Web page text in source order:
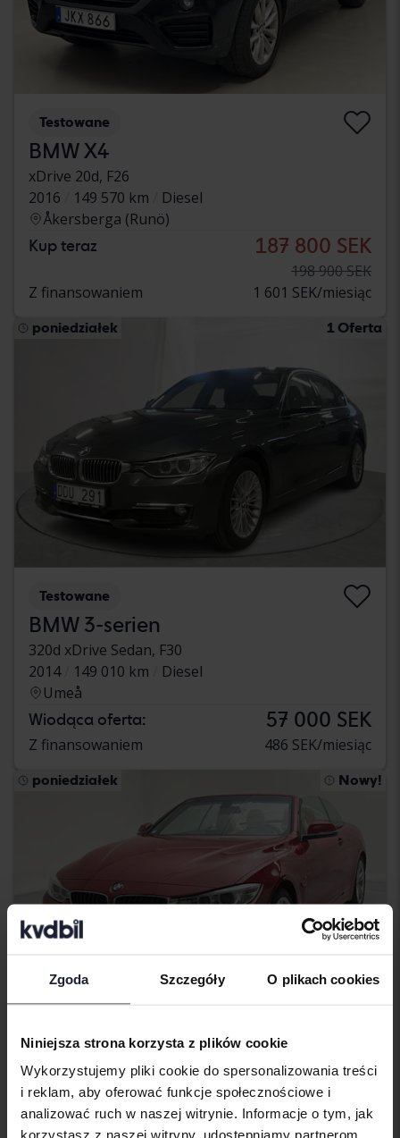
Zgoda Szczegóły O plikach cookies
Niniejsza strona korzysta z plików cookie
Wykorzystujemy pliki cookie do spersonalizowania treści
i reklam, aby oferować funkcje społecznościowe i
analizować ruch w naszej witrynie. Informacje o tym, jak
korzystasz z naszej witryny, udostępniamy partnerom
Testowane
BMW X4
xDrive 20d, F26
2016
149 570 km
Diesel
Åkersberga (Runö)
Kup teraz 187 800 SEK
198 900 SEK
Z finansowaniem
1 601 SEK/miesiąc
poniedziałek 1 Oferta
Testowane
BMW 3-serien
320d xDrive Sedan, F30
2014
149 010 km
Diesel
Umeå
Wiodąca oferta: 57 000 SEK
Z finansowaniem 486 SEK/miesiąc
poniedziałek Nowy!
Testowane
BMW 4-serien
428i Cabriolet, F33
2014
71 940 km
Benzyna